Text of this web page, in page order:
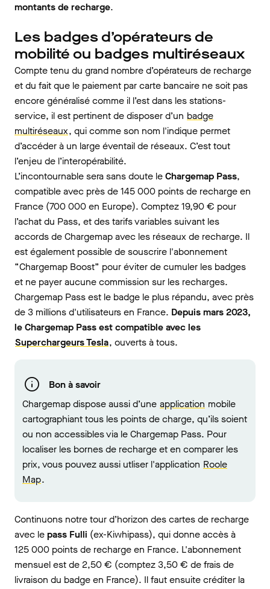
montants de recharge.
Les badges d’opérateurs de
mobilité ou badges multiréseaux
Compte tenu du grand nombre d’opérateurs de recharge
et du fait que le paiement par carte bancaire ne soit pas
encore généralisé comme il l’est dans les stations-
service, il est pertinent de disposer d’un badge
multiréseaux, qui comme son nom l'indique permet
d’accéder à un large éventail de réseaux. C’est tout
l’enjeu de l’interopérabilité.
L’incontournable sera sans doute leChargemap Pass,
compatible avec près de 145 000 points de recharge en
France (700 000 en Europe). Comptez 19,90 € pour
l’achat du Pass, et des tarifs variables suivant les
accords de Chargemap avec les réseaux de recharge. Il
est également possible de souscrire l'abonnement
“Chargemap Boost” pour éviter de cumuler les badges
et ne payer aucune commission sur les recharges.
Chargemap Pass est le badge le plus répandu, avec près
de 3 millions d'utilisateurs en France. Depuis mars 2023,
le Chargemap Pass est compatible avec les
Superchargeurs Tesla, ouverts à tous.
Bon à savoir
Chargemap dispose aussi d’une application mobile
cartographiant tous les points de charge, qu’ils soient
ou non accessibles via le Chargemap Pass. Pour
localiser les bornes de recharge et en comparer les
prix, vous pouvez aussi utliser l'application Roole
Map.
Continuons notre tour d’horizon des cartes de recharge
avec lepass Fulli (ex-Kiwhipass), qui donne accès à
125 000 points de recharge en France. L'abonnement
mensuel est de 2,50 € (comptez 3,50 € de frais de
livraison du badge en France). Il faut ensuite créditer la